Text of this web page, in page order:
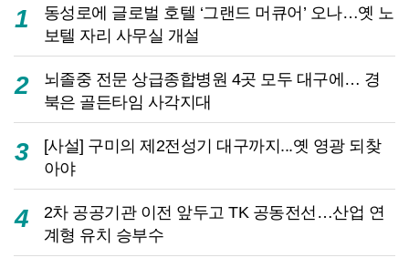
1
동성로에 글로벌 호텔 ‘그랜드 머큐어’ 오나…옛 노
보텔 자리 사무실 개설
2
뇌졸중 전문 상급종합병원 4곳 모두 대구에… 경
북은 골든타임 사각지대
3
[사설] 구미의 제2전성기 대구까지...옛 영광 되찾
아야
4
2차 공공기관 이전 앞두고 TK 공동전선…산업 연
계형 유치 승부수